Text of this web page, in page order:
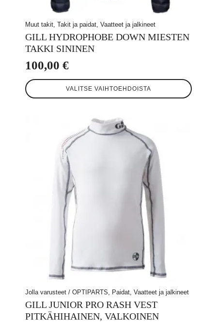
Muut takit, Takit ja paidat, Vaatteet ja jalkineet
GILL HYDROPHOBE DOWN MIESTEN
TAKKI SININEN
100,00 €
VALITSE VAIHTOEHDOISTA
Tällä
tuotteella
Jolla varusteet / OPTIPARTS, Paidat, Vaatteet ja jalkineet
GILL JUNIOR PRO RASH VEST
PITKÄHIHAINEN, VALKOINEN